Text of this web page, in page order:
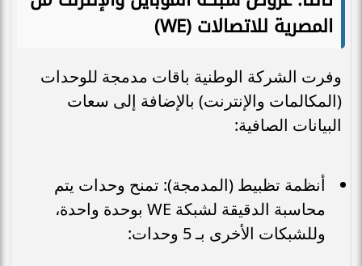
المصرية للاتصالات (WE)
وفرت الشركة الوطنية باقات مدمجة للوحدات
(المكالمات والإنترنت) بالإضافة إلى سعات
البيانات الصافية:
أنظمة تظبيط (المدمجة): تمنح وحدات يتم
محاسبة الدقيقة لشبكة WE بوحدة واحدة،
وللشبكات الأخرى بـ 5 وحدات: